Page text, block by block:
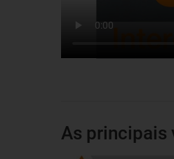
As principais